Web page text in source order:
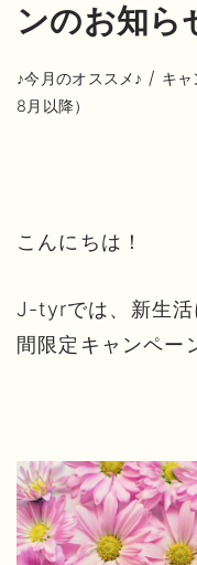
ンのお知ら
♪今月のオススメ♪ / キャ
8月以降）
こんにちは！
J-tyrでは、新生活
間限定キャンペー